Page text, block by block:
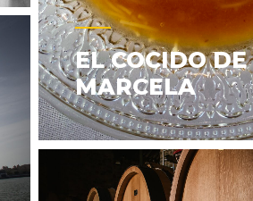
EL COCIDO DE
MARCELA